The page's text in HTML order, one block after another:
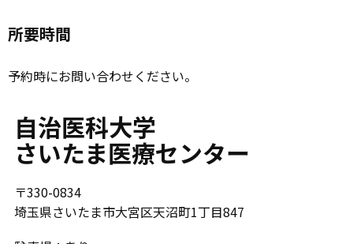
所要時間
予約時にお問い合わせください。
自治医科大学
さいたま医療センター
〒​330-0834
埼玉県さいたま市大宮区天沼町1丁目847